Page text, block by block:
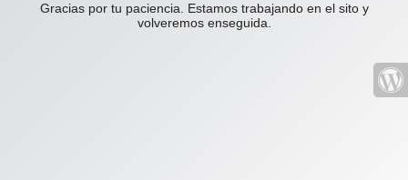
Gracias por tu paciencia. Estamos trabajando en el sito y
volveremos enseguida.